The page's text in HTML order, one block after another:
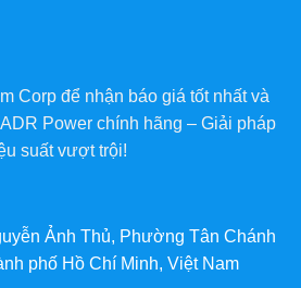
Corp để nhận báo giá tốt nhất và
Power chính hãng – Giải pháp
suất vượt trội!
Ảnh Thủ, Phường Tân Chánh
phố Hồ Chí Minh, Việt Nam